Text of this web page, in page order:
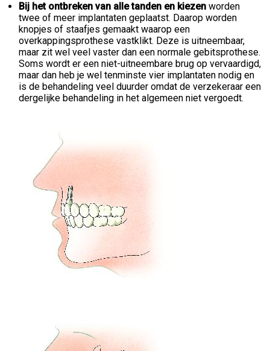
Bij het ontbreken van alle tanden en kiezen worden
twee of meer implantaten geplaatst. Daarop worden
knopjes of staafjes gemaakt waarop een
overkappingsprothese vastklikt. Deze is uitneembaar,
maar zit wel veel vaster dan een normale gebitsprothese.
Soms wordt er een niet-uitneembare brug op vervaardigd,
maar dan heb je wel tenminste vier implantaten nodig en
is de behandeling veel duurder omdat de verzekeraar een
dergelijke behandeling in het algemeen niet vergoedt.